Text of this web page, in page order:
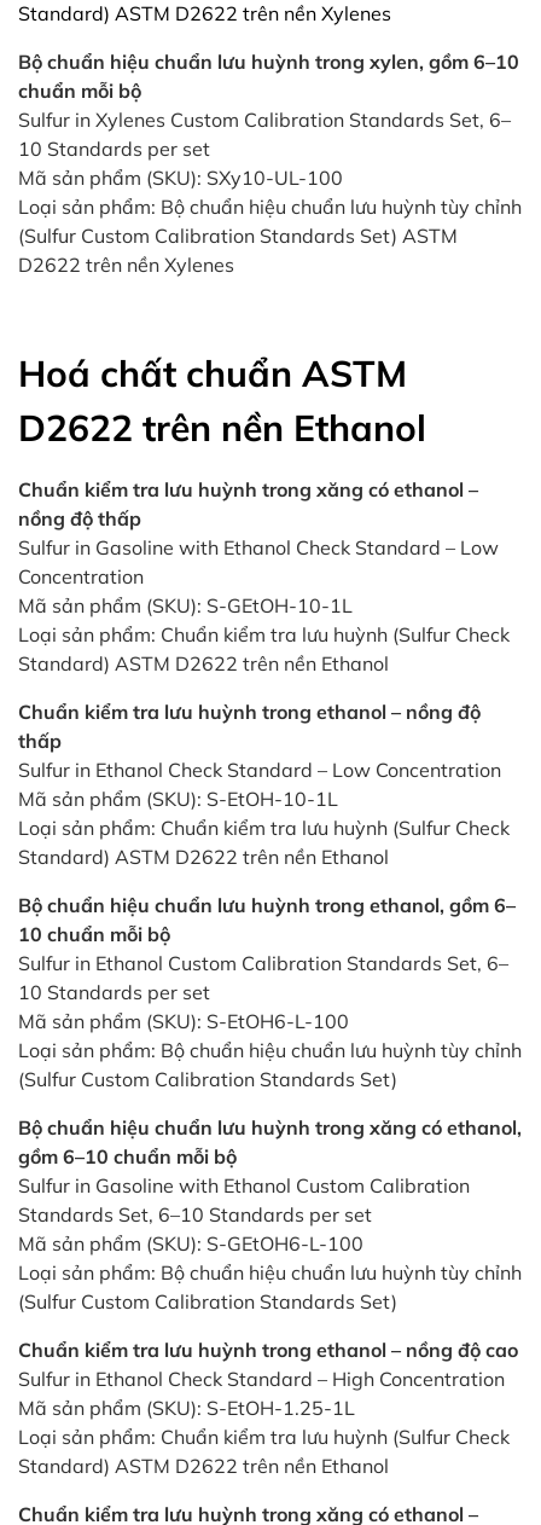
Standard) ASTM D2622 trên nền Xylenes
Bộ chuẩn hiệu chuẩn lưu huỳnh trong xylen, gồm 6–10
chuẩn mỗi bộ
Sulfur in Xylenes Custom Calibration Standards Set, 6–
10 Standards per set
Mã sản phẩm (SKU): SXy10-UL-100
Loại sản phẩm: Bộ chuẩn hiệu chuẩn lưu huỳnh tùy chỉnh
(Sulfur Custom Calibration Standards Set) ASTM
D2622 trên nền Xylenes
Hoá chất chuẩn ASTM
D2622 trên nền Ethanol
Chuẩn kiểm tra lưu huỳnh trong xăng có ethanol –
nồng độ thấp
Sulfur in Gasoline with Ethanol Check Standard – Low
Concentration
Mã sản phẩm (SKU): S-GEtOH-10-1L
Loại sản phẩm: Chuẩn kiểm tra lưu huỳnh (Sulfur Check
Standard) ASTM D2622 trên nền Ethanol
Chuẩn kiểm tra lưu huỳnh trong ethanol – nồng độ
thấp
Sulfur in Ethanol Check Standard – Low Concentration
Mã sản phẩm (SKU): S-EtOH-10-1L
Loại sản phẩm: Chuẩn kiểm tra lưu huỳnh (Sulfur Check
Standard) ASTM D2622 trên nền Ethanol
Bộ chuẩn hiệu chuẩn lưu huỳnh trong ethanol, gồm 6–
10 chuẩn mỗi bộ
Sulfur in Ethanol Custom Calibration Standards Set, 6–
10 Standards per set
Mã sản phẩm (SKU): S-EtOH6-L-100
Loại sản phẩm: Bộ chuẩn hiệu chuẩn lưu huỳnh tùy chỉnh
(Sulfur Custom Calibration Standards Set)
Bộ chuẩn hiệu chuẩn lưu huỳnh trong xăng có ethanol,
gồm 6–10 chuẩn mỗi bộ
Sulfur in Gasoline with Ethanol Custom Calibration
Standards Set, 6–10 Standards per set
Mã sản phẩm (SKU): S-GEtOH6-L-100
Loại sản phẩm: Bộ chuẩn hiệu chuẩn lưu huỳnh tùy chỉnh
(Sulfur Custom Calibration Standards Set)
Chuẩn kiểm tra lưu huỳnh trong ethanol – nồng độ cao
Sulfur in Ethanol Check Standard – High Concentration
Mã sản phẩm (SKU): S-EtOH-1.25-1L
Loại sản phẩm: Chuẩn kiểm tra lưu huỳnh (Sulfur Check
Standard) ASTM D2622 trên nền Ethanol
Chuẩn kiểm tra lưu huỳnh trong xăng có ethanol –